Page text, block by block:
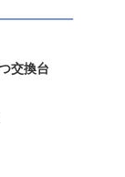
交換台